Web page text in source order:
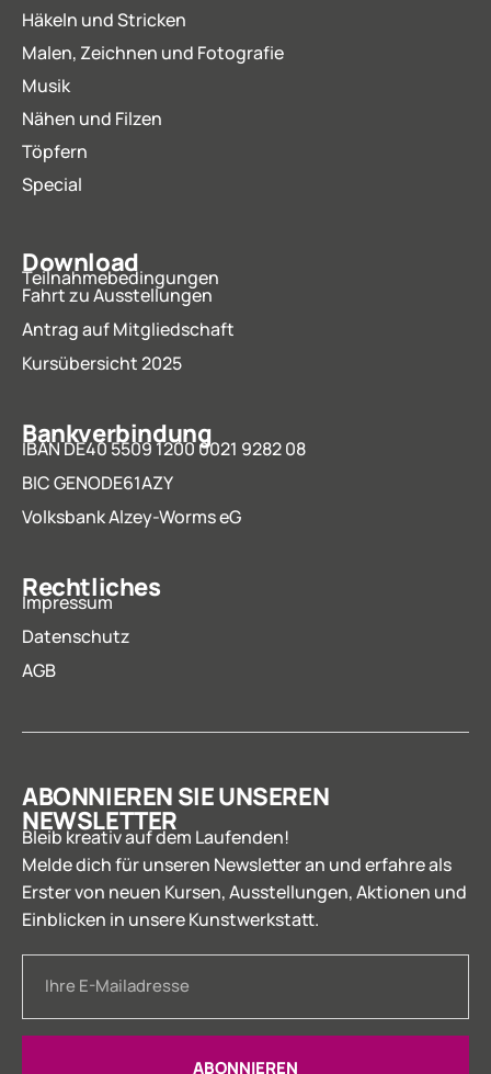
Häkeln und Stricken
Malen, Zeichnen und Fotografie
Musik
Nähen und Filzen
Töpfern
Special
Download
Teilnahmebedingungen
Fahrt zu Ausstellungen
Antrag auf Mitgliedschaft
Kursübersicht 2025
Bankverbindung
IBAN DE40 5509 1200 0021 9282 08
BIC GENODE61AZY
Volksbank Alzey-Worms eG
Rechtliches
Impressum
Datenschutz
AGB
ABONNIEREN SIE UNSEREN
NEWSLETTER
Bleib kreativ auf dem Laufenden!
Melde dich für unseren Newsletter an und erfahre als
Erster von neuen Kursen, Ausstellungen, Aktionen und
Einblicken in unsere Kunstwerkstatt.
ABONNIEREN